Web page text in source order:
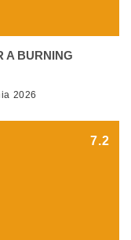
A BURNING
2026
7.2